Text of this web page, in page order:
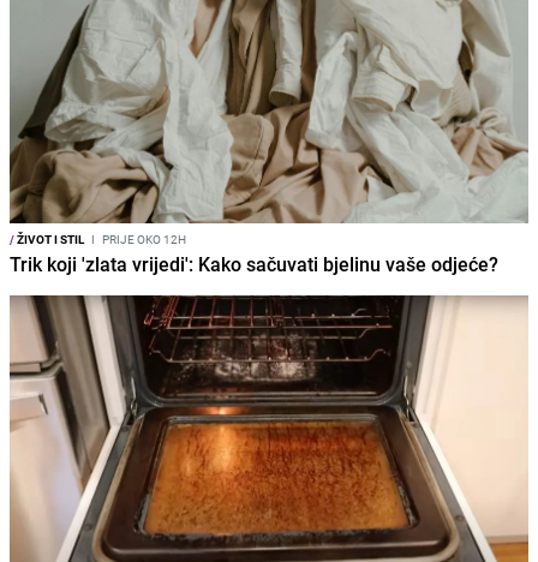
/ŽIVOT I STIL I PRIJE OKO 12H
Trik koji 'zlata vrijedi': Kako sačuvati bjelinu vaše odjeće?